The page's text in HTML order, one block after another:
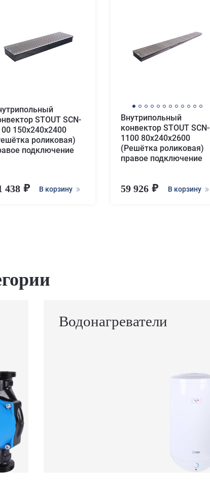
STOUT SCN-
150х240х2400
роликовая)
подключение
438 В корзину
Внутрипольный
конвектор STOUT SCN-
1100 80х240х2600
(Решётка роликовая)
правое подключение
59 926 В корзину
Водонагреватели